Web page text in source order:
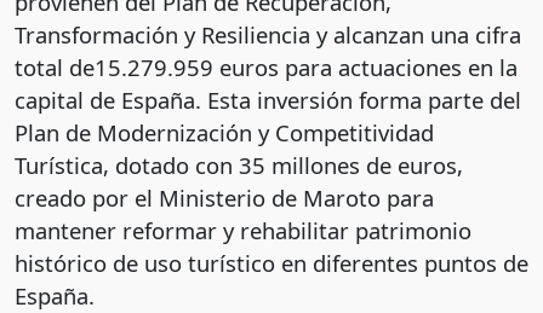
Transformación y Resiliencia y alcanzan una cifra
total de15.279.959 euros para actuaciones en la
capital de España. Esta inversión forma parte del
Plan de Modernización y Competitividad
Turística, dotado con 35 millones de euros,
creado por el Ministerio de Maroto para
mantener reformar y rehabilitar patrimonio
histórico de uso turístico en diferentes puntos de
España.